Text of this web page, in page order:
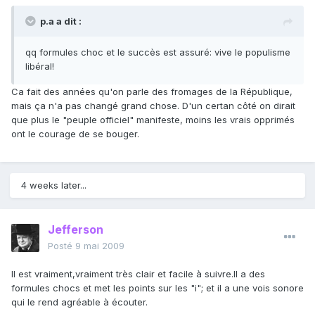
p.a a dit :
qq formules choc et le succès est assuré: vive le populisme
libéral!
Ca fait des années qu'on parle des fromages de la République,
mais ça n'a pas changé grand chose. D'un certan côté on dirait
que plus le "peuple officiel" manifeste, moins les vrais opprimés
ont le courage de se bouger.
4 weeks later...
Jefferson
Posté 9 mai 2009
Il est vraiment,vraiment très clair et facile à suivre.Il a des
formules chocs et met les points sur les "i"; et il a une vois sonore
qui le rend agréable à écouter.